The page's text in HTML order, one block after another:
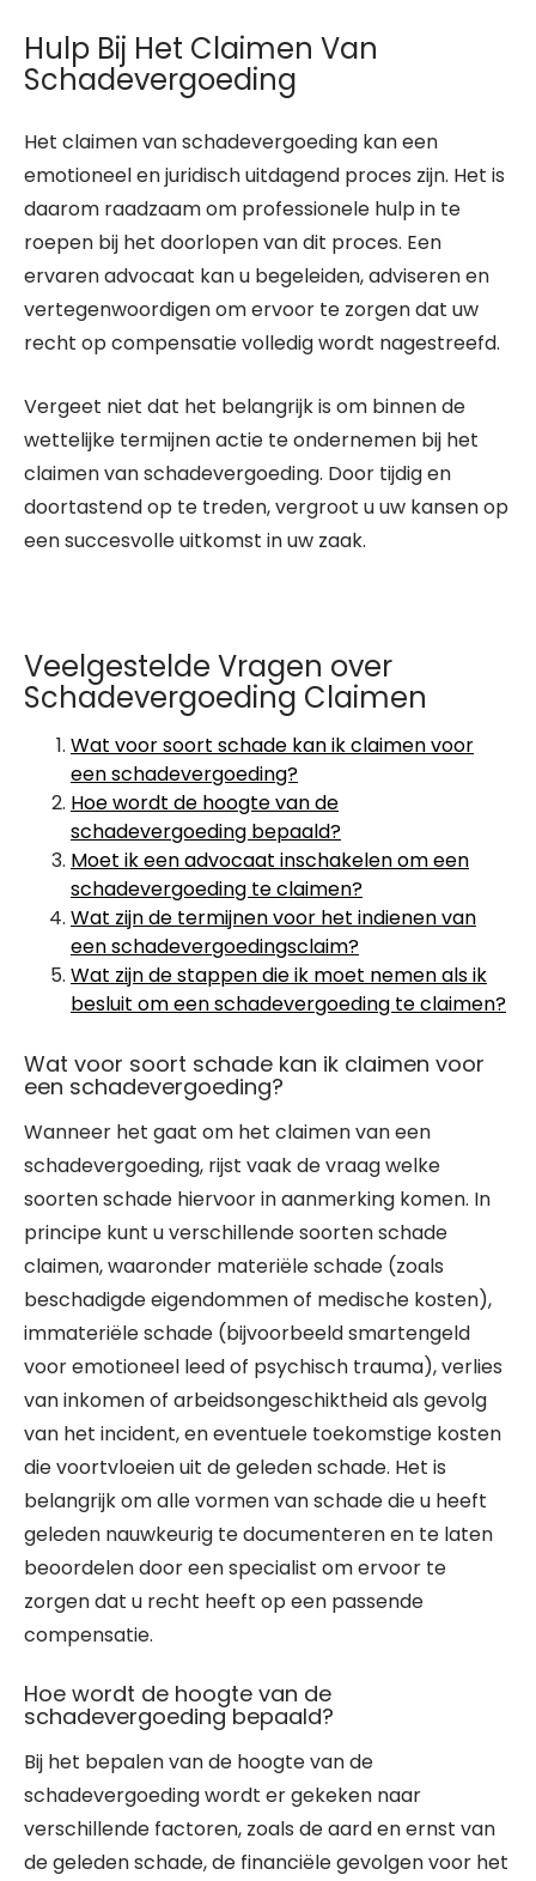
Hulp Bij Het Claimen Van
Schadevergoeding
Het claimen van schadevergoeding kan een
emotioneel en juridisch uitdagend proces zijn. Het is
daarom raadzaam om professionele hulp in te
roepen bij het doorlopen van dit proces. Een
ervaren advocaat kan u begeleiden, adviseren en
vertegenwoordigen om ervoor te zorgen dat uw
recht op compensatie volledig wordt nagestreefd.
Vergeet niet dat het belangrijk is om binnen de
wettelijke termijnen actie te ondernemen bij het
claimen van schadevergoeding. Door tijdig en
doortastend op te treden, vergroot u uw kansen op
een succesvolle uitkomst in uw zaak.
Veelgestelde Vragen over
Schadevergoeding Claimen
Wat voor soort schade kan ik claimen voor
een schadevergoeding?
Hoe wordt de hoogte van de
schadevergoeding bepaald?
Moet ik een advocaat inschakelen om een
schadevergoeding te claimen?
Wat zijn de termijnen voor het indienen van
een schadevergoedingsclaim?
Wat zijn de stappen die ik moet nemen als ik
besluit om een schadevergoeding te claimen?
Wat voor soort schade kan ik claimen voor
een schadevergoeding?
Wanneer het gaat om het claimen van een
schadevergoeding, rijst vaak de vraag welke
soorten schade hiervoor in aanmerking komen. In
principe kunt u verschillende soorten schade
claimen, waaronder materiële schade (zoals
beschadigde eigendommen of medische kosten),
immateriële schade (bijvoorbeeld smartengeld
voor emotioneel leed of psychisch trauma), verlies
van inkomen of arbeidsongeschiktheid als gevolg
van het incident, en eventuele toekomstige kosten
die voortvloeien uit de geleden schade. Het is
belangrijk om alle vormen van schade die u heeft
geleden nauwkeurig te documenteren en te laten
beoordelen door een specialist om ervoor te
zorgen dat u recht heeft op een passende
compensatie.
Hoe wordt de hoogte van de
schadevergoeding bepaald?
Bij het bepalen van de hoogte van de
schadevergoeding wordt er gekeken naar
verschillende factoren, zoals de aard en ernst van
de geleden schade, de financiële gevolgen voor het